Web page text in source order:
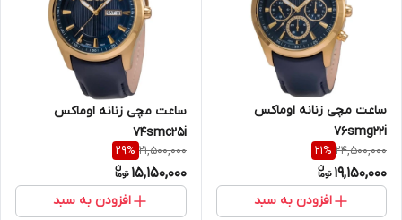
ساعت مچی زنانه اوماکس
76smg22i
24,500,000
21%
19,150,000
افزودن به سبد
ساعت مچی زنانه اوماکس
74smc25i
21,500,000
29%
15,150,000
افزودن به سبد